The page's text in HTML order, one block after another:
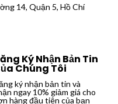
14, Quận 5, Hồ Chí
Ký Nhận Bản Tin
Chúng Tôi
ký nhận bản tin và
ngay 10% giảm giá cho
hàng đầu tiên của bạn